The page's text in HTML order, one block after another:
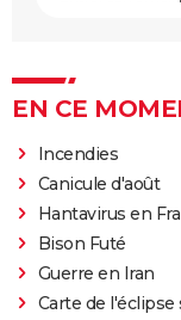
EN CE
Incendies
Canicule d'août
Hantavirus en
Bison Futé
Guerre en Iran
Carte de l'éclipse